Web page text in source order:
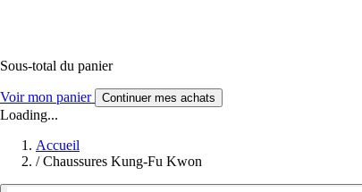
Sous-total du panier
Voir mon panier Continuer mes achats
Loading...
Accueil
/ Chaussures Kung-Fu Kwon